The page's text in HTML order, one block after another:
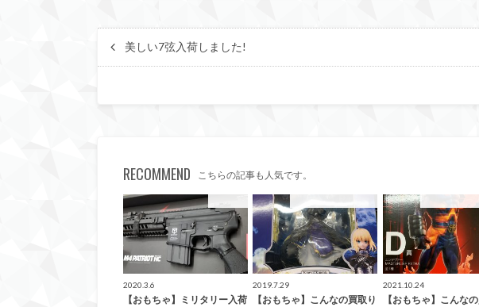
美しい7弦入荷しました!
RECOMMEND こちらの記事も人気です。
2020.3.6
【おもちゃ】ミリタリー入荷
2019.7.29
【おもちゃ】こんなの買取り
2021.10.24
【おもちゃ】こんな